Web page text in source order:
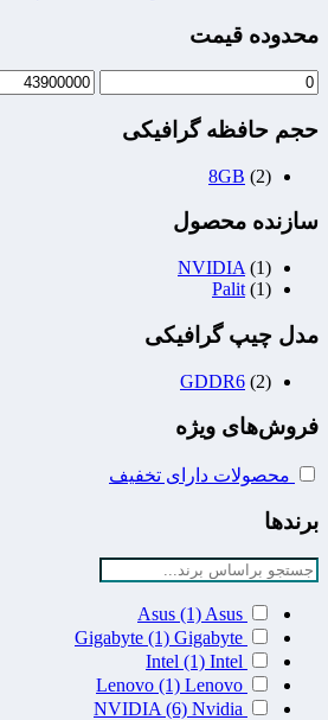
محدوده قیمت
حجم حافظه گرافیکی
8GB (2)
سازنده محصول
NVIDIA (1)
Palit (1)
مدل چیپ گرافیکی
GDDR6 (2)
فروش‌های ویژه
محصولات دارای تخفیف
برندها
Asus (1) Asus
Gigabyte (1) Gigabyte
Intel (1) Intel
Lenovo (1) Lenovo
NVIDIA (6) Nvidia